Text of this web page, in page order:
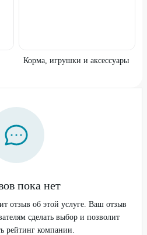
Корма, игрушки и аксессуары
пока нет
отзыв об этой услуге. Ваш отзыв
сделать выбор и позволит
рейтинг компании.